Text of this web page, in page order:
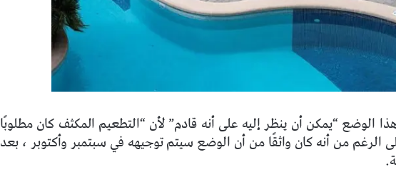
“يمكن أن ينظر إليه على أنه قادم” لأن “التطعيم المكثف كان مطلوبًا
من أنه كان واثقًا من أن الوضع سيتم توجيهه في سبتمبر وأكتوبر ، بعد